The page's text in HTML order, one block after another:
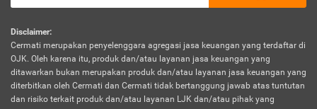
Disclaimer:
Cermati merupakan penyelenggara agregasi jasa keuangan yang terdaftar di
OJK. Oleh karena itu, produk dan/atau layanan jasa keuangan yang
ditawarkan bukan merupakan produk dan/atau layanan jasa keuangan yang
diterbitkan oleh Cermati dan Cermati tidak bertanggung jawab atas tuntutan
dan risiko terkait produk dan/atau layanan LJK dan/atau pihak yang